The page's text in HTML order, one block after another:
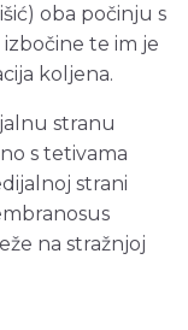
oba počinju s
te im je
koljena.
stranu
s tetivama
strani
na stražnjoj